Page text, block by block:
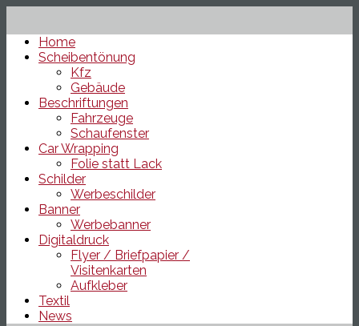
Home
Scheibentönung
Kfz
Gebäude
Beschriftungen
Fahrzeuge
Schaufenster
Car Wrapping
Folie statt Lack
Schilder
Werbeschilder
Banner
Werbebanner
Digitaldruck
Flyer / Briefpapier /
Visitenkarten
Aufkleber
Textil
News